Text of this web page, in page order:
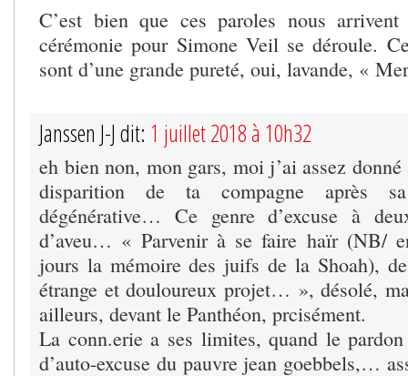
C’est bien que ces paroles nous
cérémonie pour Simone Veil se déroule.
sont d’une grande pureté, oui, lavande, «
Janssen J-J dit: 1 juillet 2018 à 10h32
eh bien non, mon gars, moi j’ai assez
disparition de ta compagne après
dégénérative… Ce genre d’excuse à
d’aveu… « Parvenir à se faire haïr (NB/
jours la mémoire des juifs de la Shoah),
étrange et douloureux projet… », désolé,
ailleurs, devant le Panthéon, prcisément.
La conn.erie a ses limites, quand le
d’auto-excuse du pauvre jean goebbels,…